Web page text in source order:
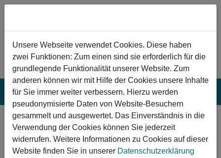
Zum Hauptinhalt springen
Netzwerktreffen der 2.
Förderrunde in Eschwege
Unsere Webseite verwendet Cookies. Diese haben
zwei Funktionen: Zum einen sind sie erforderlich für die
grundlegende Funktionalität unserer Website. Zum
anderen können wir mit Hilfe der Cookies unsere Inhalte
für Sie immer weiter verbessern. Hierzu werden
pseudonymisierte Daten von Website-Besuchern
gesammelt und ausgewertet. Das Einverständnis in die
Verwendung der Cookies können Sie jederzeit
widerrufen. Weitere Informationen zu Cookies auf dieser
Website finden Sie in unserer Datenschutzerklärung